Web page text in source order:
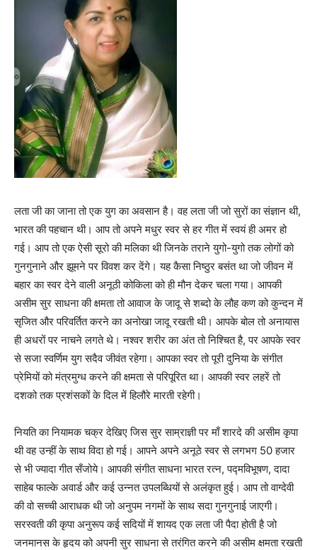
लता जी का जाना तो एक युग का अवसान है। वह लता जी जो सुरों का संज्ञान थी,
भारत की पहचान थी। आप तो अपने मधुर स्वर से हर गीत में स्वयं ही अमर हो
गई। आप तो एक ऐसी सूरो की मलिका थी जिनके तराने युगो-युगो तक लोगों को
गुनगुनाने और झूमने पर विवश कर देंगे। यह कैसा निष्ठुर बसंत था जो जीवन में
बहार का स्वर देने वाली अनूठी कोकिला को ही मौन देकर चला गया। आपकी
असीम सुर साधना की क्षमता तो आवाज के जादू से शब्दो के लौह कण को कुन्दन में
सृजित और परिवर्तित करने का अनोखा जादू रखती थी। आपके बोल तो अनायास
ही अधरों पर नाचने लगते थे। नश्वर शरीर का अंत तो निश्चित है, पर आपके स्वर
से सजा स्वर्णिम युग सदैव जीवंत रहेगा। आपका स्वर तो पूरी दुनिया के संगीत
प्रेमियों को मंत्रमुग्ध करने की क्षमता से परिपूरित था। आपकी स्वर लहरें तो
दशको तक प्रशंसकों के दिल में हिलौरे मारती रहेगी।
नियति का नियामक चक्र देखिए जिस सुर साम्राज्ञी पर माँ शारदे की असीम कृपा
थी वह उन्हीं के साथ विदा हो गई। आपने अपने अनूठे स्वर से लगभग 50 हजार
से भी ज्यादा गीत सँजोये। आपकी संगीत साधना भारत रत्न, पद्मविभूषण, दादा
साहेब फाल्के अवार्ड और कई उन्नत उपलब्धियों से अलंकृत हुई। आप तो वाग्देवी
की वो सच्ची आराधक थी जो अनुपम नगमों के साथ सदा गुनगुनाई जाएगी।
सरस्वती की कृपा अनुरूप कई सदियों में शायद एक लता जी पैदा होती है जो
जनमानस के हृदय को अपनी सुर साधना से तरंगित करने की असीम क्षमता रखती